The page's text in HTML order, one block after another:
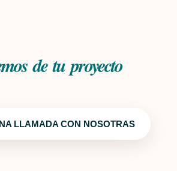
de tu proyecto
LLAMADA CON NOSOTRAS